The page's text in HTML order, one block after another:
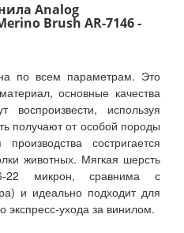
Analog
Brush AR-7146 -
по всем параметрам. Это
основные качества
воспроизвести, используя
получают от особой породы
состригается
животных. Мягкая шерсть
22 микрон, сравнима с
и идеально подходит для
экспресс-ухода за винилом.